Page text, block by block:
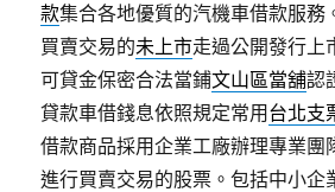
款集合各地優質的汽機車借款服務
買賣交易的未上市走過公開發行上
可貸金保密合法當鋪文山區當舖認
貸款車借錢息依照規定常用 台北支
借款商品採用企業工廠辦理專業團
進行買賣交易的股票。包括中小企